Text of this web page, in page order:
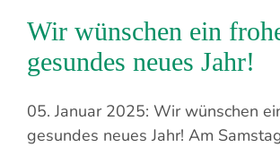
Wir wünschen ein
gesundes neues Jahr!
05. Januar 2025: Wir wünschen
gesundes neues Jahr! Am